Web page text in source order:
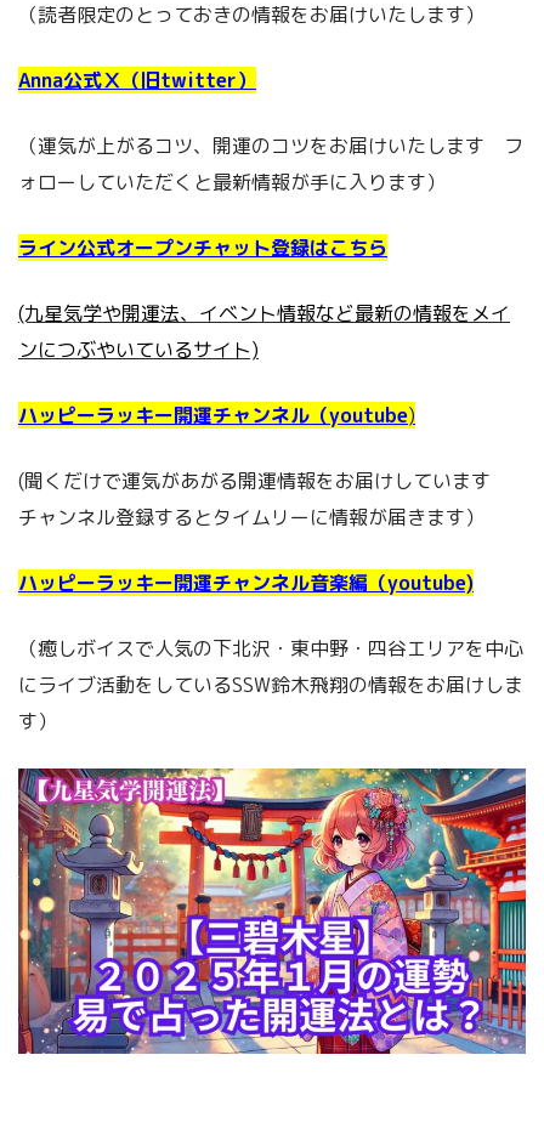
（読者限定のとっておきの情報をお届けいたします）
Anna公式Ⅹ（旧twitter）
（運気が上がるコツ、開運のコツをお届けいたします フ
ォローしていただくと最新情報が手に入ります）
ライン公式オープンチャット登録はこちら
(九星気学や開運法、イベント情報など最新の情報をメイ
ンにつぶやいているサイト)
ハッピーラッキー開運チャンネル（youtube)
(聞くだけで運気があがる開運情報をお届けしています
チャンネル登録するとタイムリーに情報が届きます）
ハッピーラッキー開運チャンネル音楽編（youtube)
（癒しボイスで人気の下北沢・東中野・四谷エリアを中心
にライブ活動をしているSSW鈴木飛翔の情報をお届けしま
す）